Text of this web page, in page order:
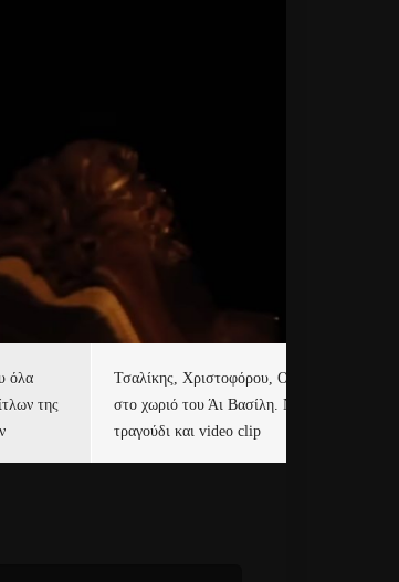
όλα
της
Τσαλίκης, Χριστοφόρου, ONE
στο χωριό του Άι Βασίλη. Νέο
τραγούδι και video clip